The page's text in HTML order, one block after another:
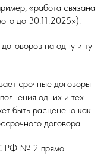
«работа связана
до 30.11.2025»).
на одну и ту
срочные договоры
одних и тех
быть расценено как
договора.
РФ № 2 прямо